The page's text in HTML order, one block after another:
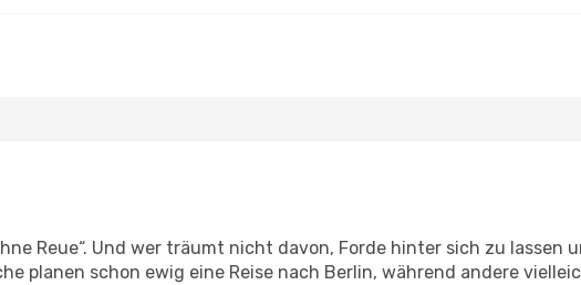
Reue“. Und wer träumt nicht davon, Forde hinter sich zu lassen
planen schon ewig eine Reise nach Berlin, während andere